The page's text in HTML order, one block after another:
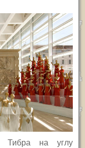
Тибра на углу